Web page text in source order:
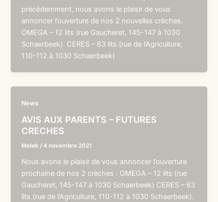
précédemment, nous avons le plaisir de vous
annoncer l’ouverture de nos 2 nouvelles crèches.
OMEGA – 12 lits (rue Gaucheret, 145-147 à 1030
Schaerbeek) CERES – 63 lits (rue de l’Agriculture,
110-112 à 1030 Schaerbeek)
News
AVIS AUX PARENTS – FUTURES
CRECHES
Melek /4 novembre 2021
Nous avons le plaisir de vous annoncer l’ouverture
prochaine de nos 2 crèches : OMEGA – 12 lits (rue
Gaucheret, 145-147 à 1030 Schaerbeek) CERES – 63
lits (rue de l’Agriculture, 110-112 à 1030 Schaerbeek).